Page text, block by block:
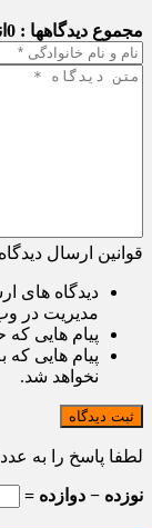
مجموع دیدگاهها : 0
قوانین ارسال دیدگاه
دیدگاه های
مدیریت در
پیام هایی که
پیام هایی که
نخواهد شد.
ثبت دیدگاه
لطفا پاسخ را به
نوزده − دوازده =